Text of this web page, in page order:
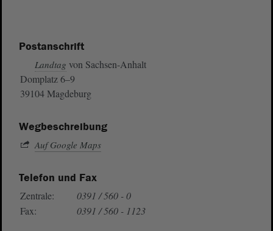
Postanschrift
Landtag von Sachsen-Anhalt
Domplatz 6–9
39104 Magdeburg
Wegbeschreibung
Auf Google Maps
Telefon und Fax
Zentrale:
0391 / 560 - 0
Fax:
0391 / 560 - 1123